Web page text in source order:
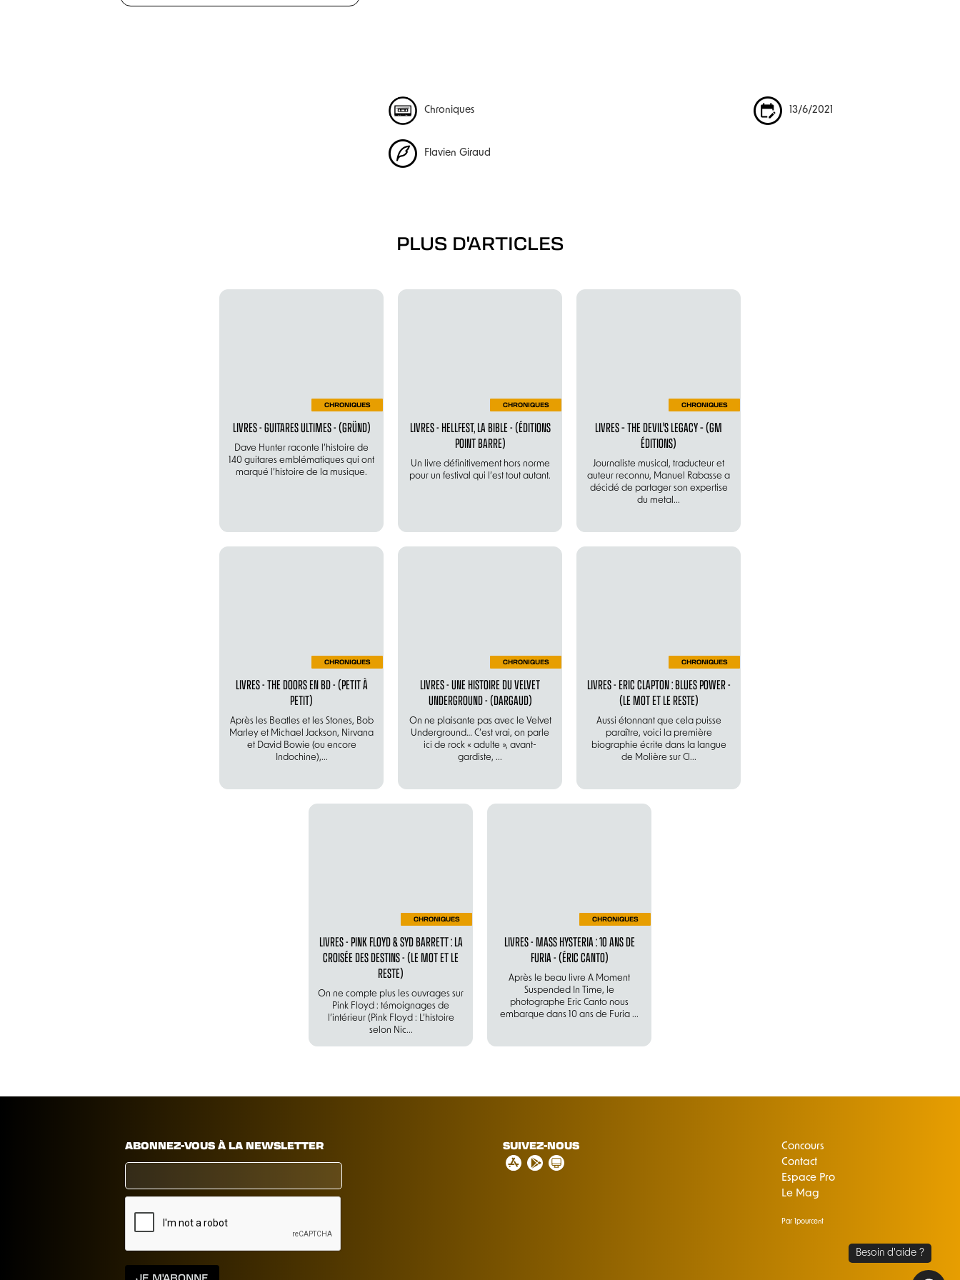
Chroniques
Flavien Giraud
13/6/2021
PLUS D'ARTICLES
CHRONIQUES
LIVRES - GUITARES ULTIMES - (GRÜND)
Dave Hunter raconte l’histoire de
140 guitares emblématiques qui ont
marqué l’histoire de la musique.
CHRONIQUES
LIVRES - HELLFEST, LA BIBLE - (ÉDITIONS
POINT BARRE)
Un livre définitivement hors norme
pour un festival qui l’est tout autant.
CHRONIQUES
LIVRES – THE DEVIL'S LEGACY – (GM
ÉDITIONS)
Journaliste musical, traducteur et
auteur reconnu, Manuel Rabasse a
décidé de partager son expertise
du metal...
CHRONIQUES
LIVRES - THE DOORS EN BD - (PETIT À
PETIT)
Après les Beatles et les Stones, Bob
Marley et Michael Jackson, Nirvana
et David Bowie (ou encore
Indochine),...
CHRONIQUES
LIVRES - UNE HISTOIRE DU VELVET
UNDERGROUND - (DARGAUD)
On ne plaisante pas avec le Velvet
Underground… C’est vrai, on parle
ici de rock « adulte », avant-
gardiste, ...
CHRONIQUES
LIVRES - ERIC CLAPTON : BLUES POWER -
(LE MOT ET LE RESTE)
Aussi étonnant que cela puisse
paraître, voici la première
biographie écrite dans la langue
de Molière sur Cl...
CHRONIQUES
LIVRES - PINK FLOYD & SYD BARRETT : LA
CROISÉE DES DESTINS - (LE MOT ET LE
RESTE)
On ne compte plus les ouvrages sur
Pink Floyd : témoignages de
l’intérieur (Pink Floyd : L’histoire
selon Nic...
CHRONIQUES
LIVRES - MASS HYSTERIA : 10 ANS DE
FURIA - (ÉRIC CANTO)
Après le beau livre A Moment
Suspended In Time, le
photographe Eric Canto nous
embarque dans 10 ans de Furia ...
ABONNEZ-VOUS À LA NEWSLETTER SUIVEZ-NOUS
Concours
Contact
Espace Pro
Le Mag
Par 1pourcent